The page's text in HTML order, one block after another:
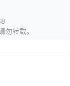
勿转载。